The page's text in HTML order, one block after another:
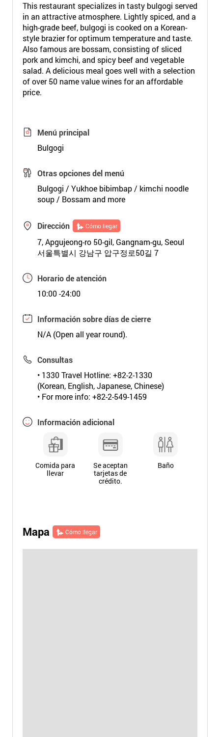
This restaurant specializes in tasty bulgogi served
in an attractive atmosphere. Lightly spiced, and a
high-grade beef, bulgogi is cooked on a Korean-
style brazier for optimum temperature and taste.
Also famous are bossam, consisting of sliced
pork and kimchi, and spicy beef and vegetable
salad. A delicious meal goes well with a selection
of over 50 name value wines for an affordable
price.
Menú principal
Bulgogi
Otras opciones del menú
Bulgogi / Yukhoe bibimbap / kimchi noodle
soup / Bossam and more
Dirección Cómo llegar
7, Apgujeong-ro 50-gil, Gangnam-gu, Seoul
서울특별시 강남구 압구정로50길 7
Horario de atención
10:00 -24:00
Información sobre días de cierre
N/A (Open all year round).
Consultas
• 1330 Travel Hotline: +82-2-1330
(Korean, English, Japanese, Chinese)
• For more info: +82-2-549-1459
Información adicional
Comida para
llevar
Se aceptan
tarjetas de
crédito.
Baño
Mapa Cómo llegar